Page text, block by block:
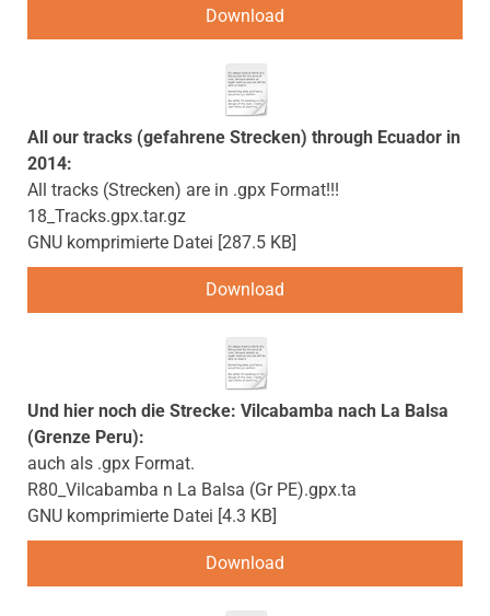
Download
All our tracks (gefahrene Strecken) through Ecuador in
2014:
All tracks (Strecken) are in .gpx Format!!!
18_Tracks.gpx.tar.gz
GNU komprimierte Datei 287.5 KB
Download
Und hier noch die Strecke: Vilcabamba nach La Balsa
(Grenze Peru):
auch als .gpx Format.
R80_Vilcabamba n La Balsa (Gr PE).gpx.ta
GNU komprimierte Datei 4.3 KB
Download